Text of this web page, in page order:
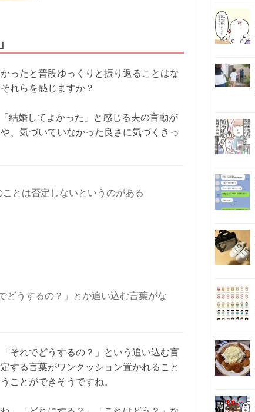
ったと普段ゆっくりと振り返ることはな
れらを感じますか？
結婚してよかった」と感じる夫の言動が
、気づいていなかった良さに気づくきっ
とは否定しないというのがある
どうするの？」とか追い込む言葉がな
それでどうするの？」という追い込む言
する言葉がワンクッション置かれること
ことができそうですね。